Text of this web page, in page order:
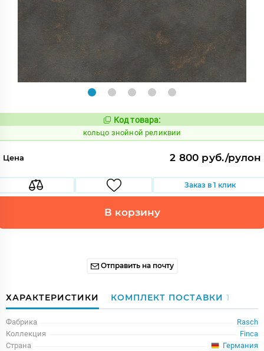
Код:
738455
Код товара:
кольцо знойной реликвии
Цена 2 800 руб./рулон
Заказ в 1 клик
В корзину
Отправить на почту
ХАРАКТЕРИСТИКИ КОМПЛЕКТ ПОСТАВКИ 1
Фабрика
Rasch
Коллекция
Finca
Страна
Германия